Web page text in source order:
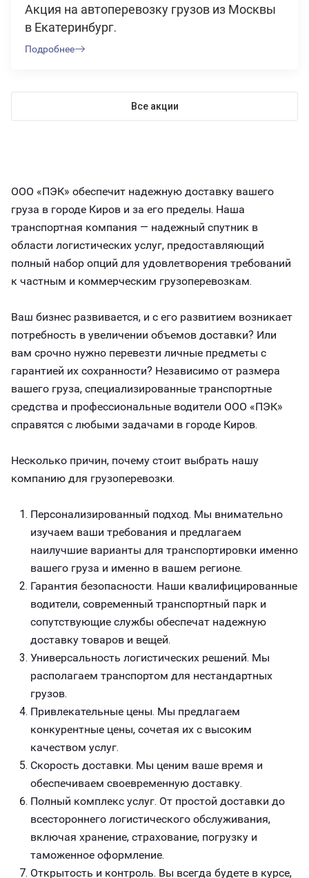
Акция на автоперевозку грузов из Москвы
в Екатеринбург.
Подробнее
Все акции
ООО «ПЭК» обеспечит надежную доставку вашего
груза в городе Киров и за его пределы. Наша
транспортная компания — надежный спутник в
области логистических услуг, предоставляющий
полный набор опций для удовлетворения требований
к частным и коммерческим грузоперевозкам.
Ваш бизнес развивается, и с его развитием возникает
потребность в увеличении объемов доставки? Или
вам срочно нужно перевезти личные предметы с
гарантией их сохранности? Независимо от размера
вашего груза, специализированные транспортные
средства и профессиональные водители ООО «ПЭК»
справятся с любыми задачами в городе Киров.
Несколько причин, почему стоит выбрать нашу
компанию для грузоперевозки.
Персонализированный подход. Мы внимательно
изучаем ваши требования и предлагаем
наилучшие варианты для транспортировки именно
вашего груза и именно в вашем регионе.
Гарантия безопасности. Наши квалифицированные
водители, современный транспортный парк и
сопутствующие службы обеспечат надежную
доставку товаров и вещей.
Универсальность логистических решений. Мы
располагаем транспортом для нестандартных
грузов.
Привлекательные цены. Мы предлагаем
конкурентные цены, сочетая их с высоким
качеством услуг.
Скорость доставки. Мы ценим ваше время и
обеспечиваем своевременную доставку.
Полный комплекс услуг. От простой доставки до
всестороннего логистического обслуживания,
включая хранение, страхование, погрузку и
таможенное оформление.
Открытость и контроль. Вы всегда будете в курсе,